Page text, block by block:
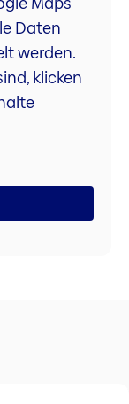
Daten
werden.
klicken